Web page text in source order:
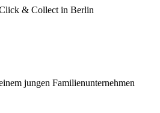
& Collect in Berlin
jungen Familienunternehmen